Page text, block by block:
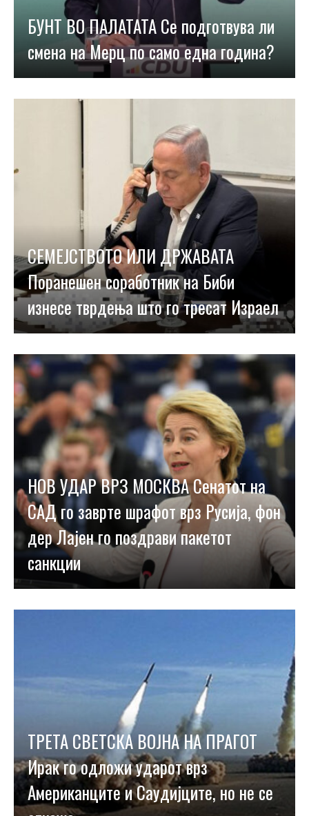
БУНТ ВО ПАЛАТАТА Се подготвува ли
смена на Мерц по само една година?
СЕМЕЈСТВОТО ИЛИ ДРЖАВАТА
Поранешен соработник на Биби
изнесе тврдења што го тресат Израел
НОВ УДАР ВРЗ МОСКВА Сенатот на
САД го заврте шрафот врз Русија, фон
дер Лајен го поздрави пакетот
санкции
ТРЕТА СВЕТСКА ВОЈНА НА ПРАГОТ
Ирак го одложи ударот врз
Американците и Саудијците, но не се